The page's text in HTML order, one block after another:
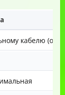
кабелю